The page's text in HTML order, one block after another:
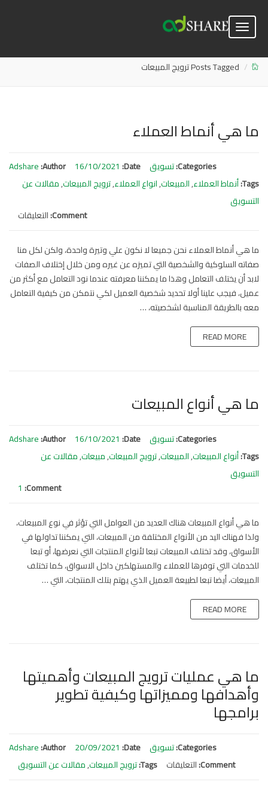
Toggle
navigation
Posts Tagged ترويج المبيعات
ما هي أنماط العملاء
Author:
Adshare Date:
16/10/2021 Categories: تسويق
Tags: أنماط العملاء,المبيعات,انواع العملاء,ترويج المبيعات,مقالات عن
التسويق
Comment: التعليقات
هي
أنماط
ما هي أنماط العملاء نحن جميعا لا نكون علي وتيرة واحدة، ولكن لكل منا
صفاته السلوكية والشخصية التي تميزه عن غيره ومن خلال إختلاف الصفات
لابد أن يختلف التعامل وهذا ما يمكننا معرفته عندما نود التعامل مع أكثر من
عميل، فيجب علينا أولا تحديد شخصية العميل لكي نتمكن من كيفية التعامل
معه بالطريقة المناسبة لشخصيته، …
READ MORE
ما هي أنواع المبيعات
Author:
Adshare Date:
16/10/2021 Categories: تسويق
Tags: أنواع المبيعات,المبيعات,ترويج المبيعات,مبيعات,مقالات عن
التسويق
Comment:
1
ما هي أنواع المبيعات هناك العديد من العوامل التي تؤثر في نوع المبيعات،
ولذا فهناك اليد من الأنواع المختلفة من المبيعات، التي يمكننا تداولها في
الأسواق، وقد تختلف المبيعات تبعا لأنواع المنتجات التي نعرضها، أو تبعا
للخدمات التي توفرها للعملاء والمستهلكين داخل الاسواق، كما تختلف
المبيعات، أيضا تبعا لطبيعة العميل الذي يهتم بتلك المنتجات، التي …
READ MORE
ما هي عمليات ترويج المبيعات وأهميتها
وأهدافها ومميزاتها وكيفية تطوير
برامجها
Author:
Adshare Date:
20/09/2021 Categories: تسويق
Tags: ترويج المبيعات,مقالات عن التسويق Comment: التعليقات على